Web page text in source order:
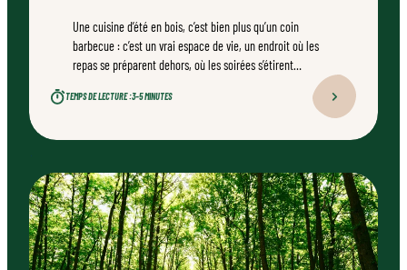
Une cuisine d’été en bois, c’est bien plus qu’un coin
barbecue : c’est un vrai espace de vie, un endroit où les
repas se préparent dehors, où les soirées s’étirent
professionnel qualifié, ce type d’aménagement peut
TEMPS DE LECTURE :3–5 MINUTES